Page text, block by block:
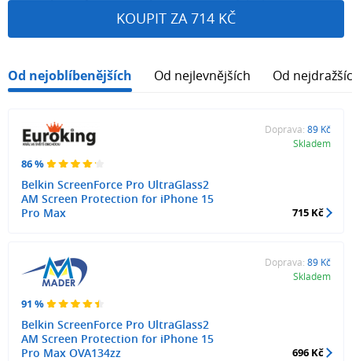
KOUPIT ZA 714 KČ
Od nejoblíbenějších Od nejlevnějších Od
86 %
Belkin ScreenForce Pro UltraGlass2
AM Screen Protection for iPhone 15
Pro Max
Doprava: 89 Kč
Skladem
715 Kč
91 %
Belkin ScreenForce Pro UltraGlass2
AM Screen Protection for iPhone 15
Pro Max OVA134zz
Doprava: 89 Kč
Skladem
696 Kč